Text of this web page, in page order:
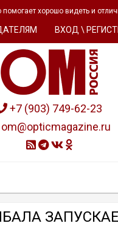
помогает хорошо видеть и
ВХОД \
+7 (903) 749-62-23
om@opticmagazine.ru